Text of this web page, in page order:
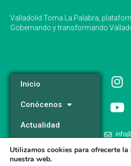
Valladolid Toma La Palabra,
Gobernando y transformando
Inicio
Conócenos
Actualidad
Programa
Utilizamos cookies para ofrecerte la
nuestra web.